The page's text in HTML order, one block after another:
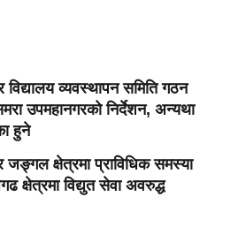
विद्यालय व्यवस्थापन समिति गठन
उपमहानगरको निर्देशन, अन्यथा
हुने
क्षेत्रमा प्राविधिक समस्या
क्षेत्रमा विद्युत सेवा अवरुद्ध